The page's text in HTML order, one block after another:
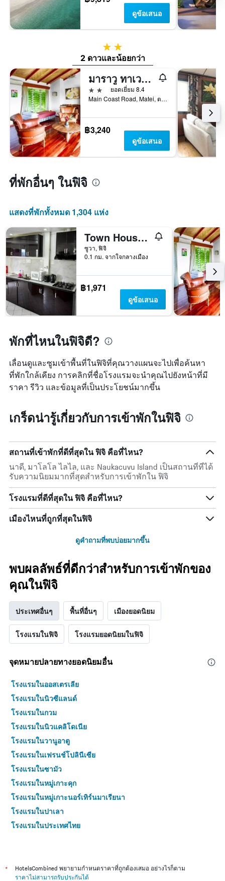
ดูข้อเสนอ
2 ดาว
2 ดาวและน้อยกว่า
มาราวู ทาเวยูนิโลจ
2 ดาว
ยอดเยี่ยม 8.4
Main Coast Road, Matei, ตาเวอูนิ, ฟิจิ
฿3,240
ดูข้อเสนอ
ที่พักอื่นๆ ในฟิจิ
แสดงที่พักทั้งหมด 1,304 แห่ง
Town House Apartment Hotels Suva
ซูวา, ฟิจิ
0.1 กม. จากใจกลางเมือง
฿1,971
ดูข้อเสนอ
พักที่ไหนในฟิจิดี?
เลื่อนดูและซูมเข้าพื้นที่ในฟิจิที่คุณวางแผนจะไปเพื่อค้นหา
ที่พักใกล้เคียง การคลิกที่ชื่อโรงแรมจะนำคุณไปยังหน้าที่มี
ราคา รีวิว และข้อมูลที่เป็นประโยชน์มากขึ้น
เกร็ดน่ารู้เกี่ยวกับการเข้าพักในฟิจิ
สถานที่เข้าพักที่ดีที่สุดใน ฟิจิ คือที่ไหน?
นาดี, มาโลโล ไลไล, และ Naukacuvu Island เป็นสถานที่ที่ได้
รับความนิยมมากที่สุดสำหรับการเข้าพักใน ฟิจิ
โรงแรมที่ดีที่สุดใน ฟิจิ คือที่ไหน?
เมืองไหนที่ถูกที่สุดในฟิจิ
ดูคำถามที่พบบ่อยมากขึ้น
พบผลลัพธ์ที่ดีกว่าสำหรับการเข้าพักของ
คุณในฟิจิ
ประเทศอื่นๆ พื้นที่อื่นๆ เมืองยอดนิยม
โรงแรมในฟิจิ โรงแรมยอดนิยมในฟิจิ
จุดหมายปลายทางยอดนิยมอื่น
โรงแรมในออสเตรเลีย
โรงแรมในนิวซีแลนด์
โรงแรมในกวม
โรงแรมในนิวแคลิโดเนีย
โรงแรมในวานูอาตู
โรงแรมในเฟรนช์โปลินีเซีย
โรงแรมในซามัว
โรงแรมในหมู่เกาะคุก
โรงแรมในหมู่เกาะนอร์เทิร์นมาเรียนา
โรงแรมในปาเลา
โรงแรมในประเทศไทย
โรงแรมในจีน
*
HotelsCombined พยายามกำหนดราคาที่ถูกต้องเสมอ อย่างไรก็ตาม
ราคาไม่สามารถรับประกันได้